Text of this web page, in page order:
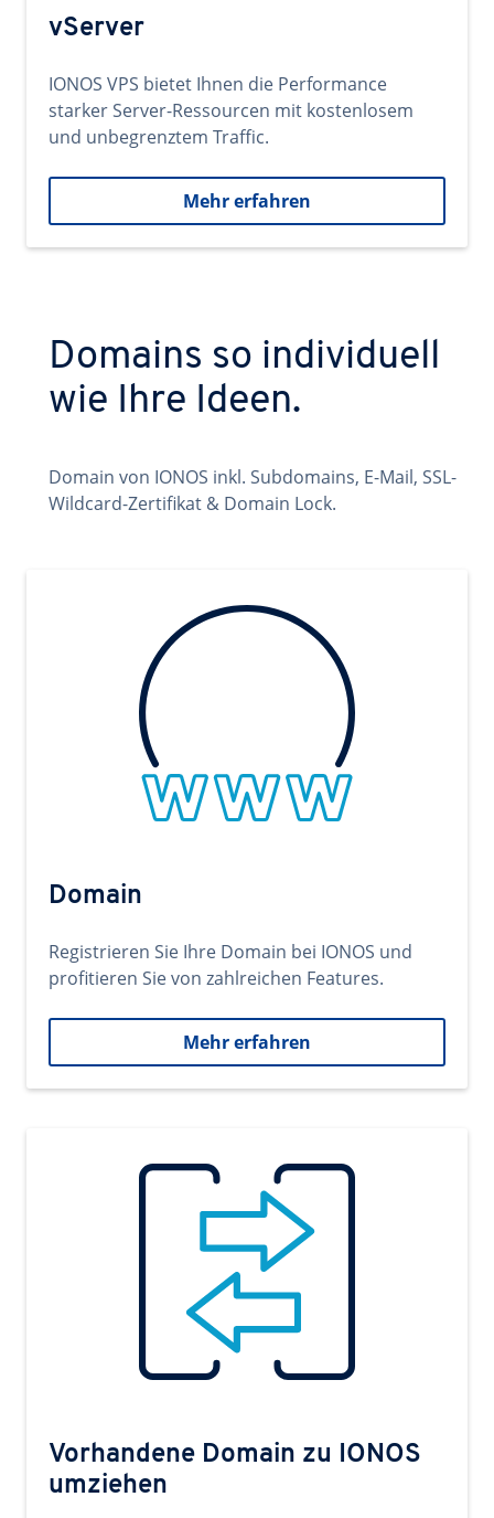
vServer
IONOS VPS bietet Ihnen die Performance
starker Server-Ressourcen mit kostenlosem
und unbegrenztem Traffic.
Mehr erfahren
Domains so individuell
wie Ihre Ideen.
Domain von IONOS inkl. Subdomains, E-Mail, SSL-
Wildcard-Zertifikat & Domain Lock.
Domain
Registrieren Sie Ihre Domain bei IONOS und
profitieren Sie von zahlreichen Features.
Mehr erfahren
Vorhandene Domain zu IONOS
umziehen